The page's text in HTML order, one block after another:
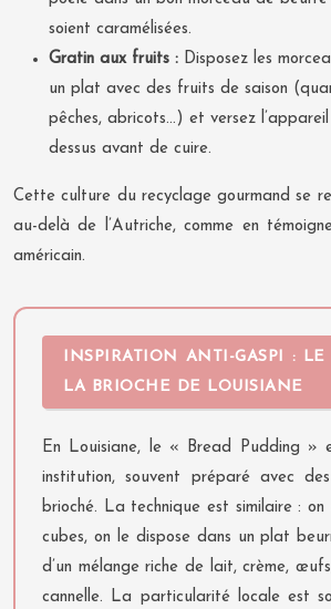
soient caramélisées.
Gratin aux fruits : Disposez les
un plat avec des fruits de saison
pêches, abricots…) et versez
dessus avant de cuire.
Cette culture du recyclage gourmand se
au-delà de l’Autriche, comme en
américain.
INSPIRATION ANTI-GASPI :
LA BRIOCHE DE LOUISIANE
En Louisiane, le « Bread Pudding »
institution, souvent préparé avec
brioché. La technique est similaire :
cubes, on le dispose dans un plat
d’un mélange riche de lait, crème,
cannelle. La particularité locale est